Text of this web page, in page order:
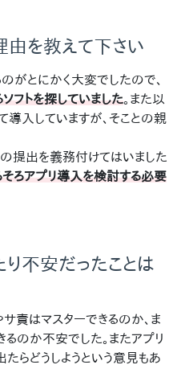
由を教えて下さい
がとにかく大変でしたので、
フトを探していました。また以
入していますが、そことの親
提出を義務付けてはいました
ろアプリ導入を検討する必要
り不安だったことは
サ責はマスターできるのか、ま
るのか不安でした。またアプリ
らどうしようという意見もあ